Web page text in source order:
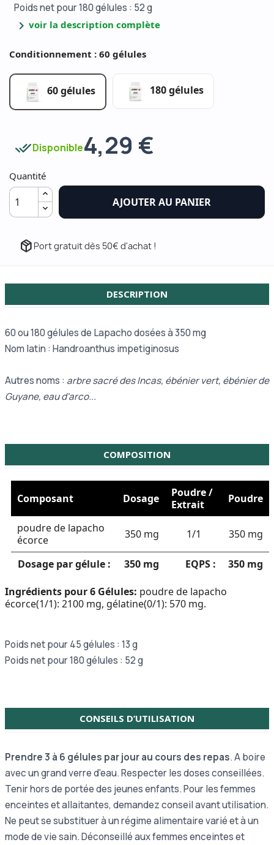
Poids net pour 180 gélules : 52 g
chevron_right voir la description complète
Conditionnement : 60 gélules
60 gélules 180 gélules
done_allDisponible4,29 €
Quantité
AJOUTER AU PANIER
package_2 Port gratuit dès 50€ d'achat !
DESCRIPTION
60 ou 180 gélules de Lapacho dosées à 350 mg
Nom latin : Handroanthus impetiginosus
Autres noms : arbre sacré des Incas, ébénier vert, ébénier de
Guyane, eau d'arco...
COMPOSITION
Composant Dosage
Poudre /
Extrait
Poudre
poudre de lapacho
écorce
350 mg 1/1 350 mg
Dosage par gélule : 350 mg EQPS : 350 mg
Ingrédients pour 6 Gélules: poudre de lapacho
écorce(1/1): 2100 mg, gélatine(0/1): 570 mg.
Poids net pour 45 gélules : 13 g
Poids net pour 180 gélules : 52 g
CONSEILS D’UTILISATION
Prendre 3 à 6 gélules par jour au cours des repas. A boire
avec un grand verre d'eau. Respecter les doses conseillées.
Tenir hors de portée des jeunes enfants. Pour les femmes
enceintes et allaitantes, demandez conseil avant utilisation.
Ne peut se substituer à un régime alimentaire varié et à un
mode de vie sain. Déconseillé aux femmes enceintes et